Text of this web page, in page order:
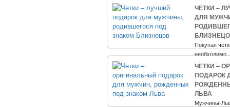
ЧЕТКИ –
ДЛЯ
Покупая
ЧЕТКИ –
ПОДАРОК
ЛЬВА
Мужчины-